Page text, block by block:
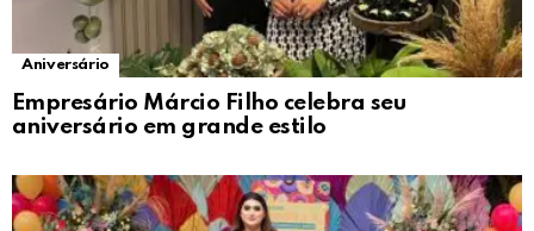
Aniversário
Empresário Márcio Filho celebra seu
aniversário em grande estilo